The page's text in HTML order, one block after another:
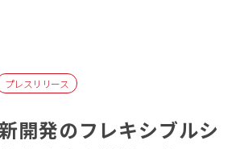
プレスリリース
開発のフレキシブルシ